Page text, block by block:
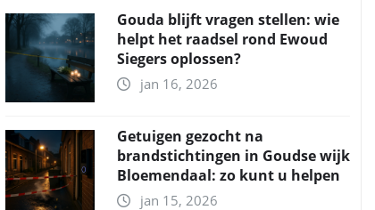
Gouda blijft vragen stellen: wie
helpt het raadsel rond Ewoud
Siegers oplossen?
jan 16, 2026
Getuigen gezocht na
brandstichtingen in Goudse wijk
Bloemendaal: zo kunt u helpen
jan 15, 2026